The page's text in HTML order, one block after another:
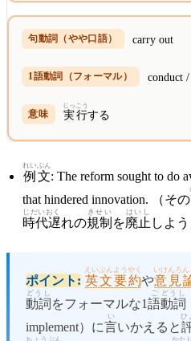
carry out
conduct
実行
じっこう
する
例文
れいぶん
: The reform sought to do
that hindered innovation. （その
時代遅
じだいおく
れの規制
きせい
を廃止
はいし
しよ
ポイント: 英文要約
えいぶんようやく
や意見
いけんろん
動詞
どうし
をフォーマルな1語
ご
動詞
どうし
implement）に言
い
いかえると
ひ
ちょうぶん かたり